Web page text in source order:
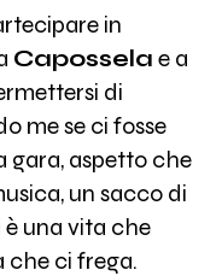
in
Capossela e a
di
me se ci fosse
gara, aspetto che
un sacco di
una vita che
che ci frega.